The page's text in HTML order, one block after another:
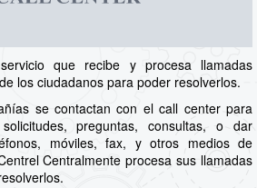
que recibe y procesa llamadas
los ciudadanos para poder resolverlos.
se contactan con el call center para
preguntas, consultas, o dar
móviles, fax, y otros medios de
Centralmente procesa sus llamadas